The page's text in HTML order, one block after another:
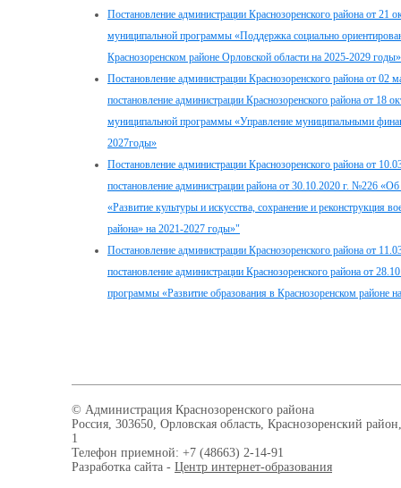
Постановление администрации Краснозоренского района от
муниципальной программы «Поддержка социально
Краснозоренском районе Орловской области на 2025-2029
Постановление администрации Краснозоренского района от
постановление администрации Краснозоренского района от 18
муниципальной программы «Управление муниципальными
2027годы»
Постановление администрации Краснозоренского района от
постановление администрации района от 30.10.2020 г. №226
«Развитие культуры и искусства, сохранение и реконструкция
района» на 2021-2027 годы»"
Постановление администрации Краснозоренского района от
постановление администрации Краснозоренского района от
программы «Развитие образования в Краснозоренском районе
© Администрация Краснозоренского района
Россия, 303650, Орловская область, Краснозоренский
1
Телефон приемной: +7 (48663) 2-14-91
Разработка сайта - Центр интернет-образования